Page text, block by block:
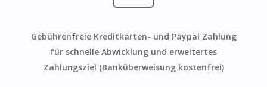
Gebührenfreie Kreditkarten- und Paypal Zahlung
für schnelle Abwicklung und erweitertes
Zahlungsziel (Banküberweisung kostenfrei)